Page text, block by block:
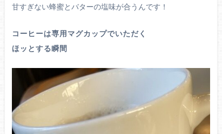
甘すぎない蜂蜜とバターの塩味が合うんです！
コーヒーは専用マグカップでいただく
ほッとする瞬間